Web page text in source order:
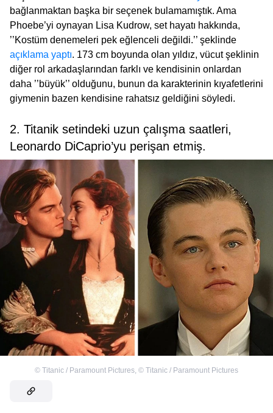
bağlanmaktan başka bir seçenek bulamamıştık. Ama
Phoebe’yi oynayan Lisa Kudrow, set hayatı hakkında,
’’Kostüm denemeleri pek eğlenceli değildi.’’ şeklinde
açıklama yaptı. 173 cm boyunda olan yıldız, vücut şeklinin
diğer rol arkadaşlarından farklı ve kendisinin onlardan
daha ’’büyük’’ olduğunu, bunun da karakterinin kıyafetlerini
giymenin bazen kendisine rahatsız geldiğini söyledi.
2. Titanik setindeki uzun çalışma saatleri,
Leonardo DiCaprio’yu perişan etmiş.
© Titanic / Paramount Pictures, © Titanic / Paramount Pictures